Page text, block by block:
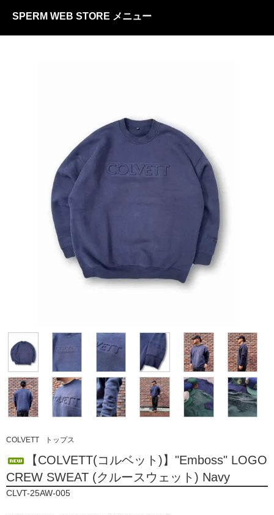
SPERM WEB STORE メニュー
COLVETT トップス
【COLVETT(コルベット)】"Emboss" LOGO
CREW SWEAT (クルースウェット) Navy
CLVT-25AW-005